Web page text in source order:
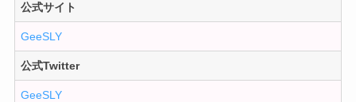
公式サイト
GeeSLY
公式Twitter
GeeSLY